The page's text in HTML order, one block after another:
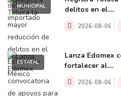
MUNICIPAL
delitos en el....
2026-08-06
ESTATAL
Lanza Edomex
fortalecer al....
2026-08-06